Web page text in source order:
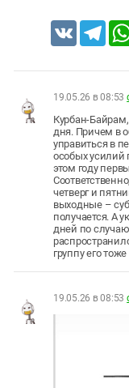
VK
19.05.26 в 08:53
Курбан-
дня. Причем в
управиться в
особых усилий
этом году
четверг и
выходные –
получается. А
дней по
группу его
19.05.26 в 08:53